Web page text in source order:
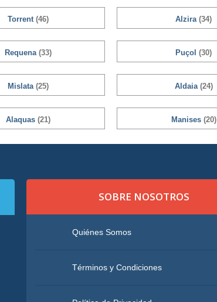
Torrent (46) Alzira (34)
Requena (33) Puçol (30)
Mislata (25) Aldaia (24)
Alaquas (21) Manises (20)
SOBRE NOSOTROS
Quiénes Somos
Términos y Condiciones